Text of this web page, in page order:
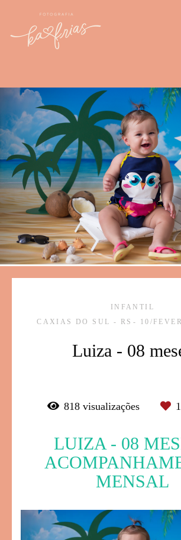
INFANTIL
CAXIAS DO SUL - RS
10/
Luiza - 08
818 visualizações 1
LUIZA - 08
MENSAL